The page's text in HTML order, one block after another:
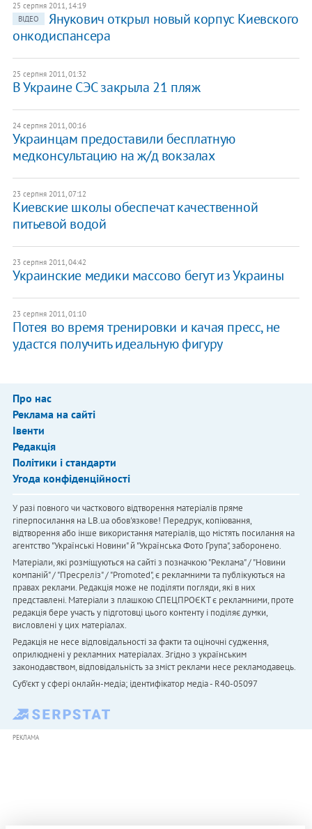
25 серпня 2011, 14:19
ВІДЕО
Янукович открыл новый корпус Киевского
онкодиспансера
25 серпня 2011, 01:32
​В Украине СЭС закрыла 21 пляж
24 серпня 2011, 00:16
Украинцам предоставили бесплатную
медконсультацию на ж/д вокзалах
23 серпня 2011, 07:12
​Киевские школы обеспечат качественной
питьевой водой
23 серпня 2011, 04:42
Украинские медики массово бегут из Украины
23 серпня 2011, 01:10
Потея во время тренировки и качая пресс, не
удастся получить идеальную фигуру
Про нас
Реклама на сайті
Івенти
Редакція
Політики і стандарти
Угода конфіденційності
У разі повного чи часткового відтворення матеріалів пряме
гіперпосилання на LB.ua обов'язкове! Передрук, копіювання,
відтворення або інше використання матеріалів, що містять посилання на
агентство "Українськi Новини" й "Українська Фото Група", заборонено.
Матеріали, які розміщуються на сайті з позначкою "Реклама" / "Новини
компаній" / "Пресреліз" / "Promoted", є рекламними та публікуються на
правах реклами. Редакція може не поділяти погляди, які в них
представлені. Матеріали з плашкою СПЕЦПРОЄКТ є рекламними, проте
редакція бере участь у підготовці цього контенту і поділяє думки,
висловлені у цих матеріалах.
Редакція не несе відповідальності за факти та оціночні судження,
оприлюднені у рекламних матеріалах. Згідно з українським
законодавством, відповідальність за зміст реклами несе рекламодавець.
Cуб'єкт у сфері онлайн-медіа; ідентифікатор медіа - R40-05097
РЕКЛАМА